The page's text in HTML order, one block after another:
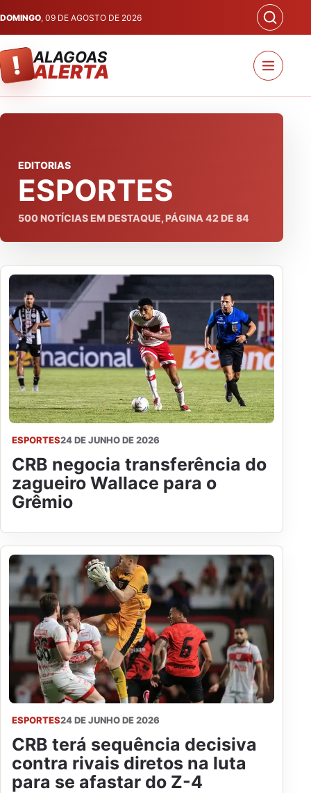
DOMINGO, 09 DE AGOSTO DE 2026
! ALAGOAS
ALERTA
EDITORIAS
ESPORTES
500NOTÍCIAS EM DESTAQUE, PÁGINA 42DE 84
ESPORTES24 DE JUNHO DE 2026
CRB negocia transferência do
zagueiro Wallace para o
Grêmio
ESPORTES24 DE JUNHO DE 2026
CRB terá sequência decisiva
contra rivais diretos na luta
para se afastar do Z-4